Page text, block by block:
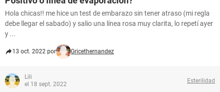
Hola chicas!! me hice un test de embarazo sin tener atraso (mi regla
debe llegar el sabado) y salio una línea rosa muy clarita, lo repetí ayer
y ...
13 oct. 2022 por Gricethernandez
Lili
el 18 sept. 2022
Esterilidad